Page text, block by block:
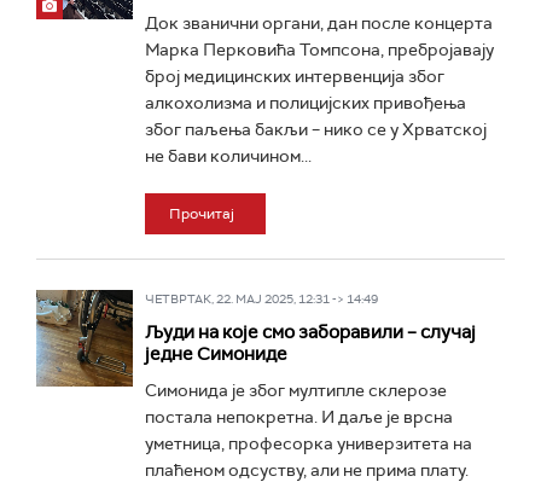
Док званични органи, дан после концерта
Марка Перковића Томпсона, пребројавају
број медицинских интервенција због
алкохолизма и полицијских привођења
због паљења бакљи – нико се у Хрватској
не бави количином...
Прочитај
ЧЕТВРТАК, 22. МАЈ 2025, 12:31 -> 14:49
Људи на које смо заборавили – случај
једне Симониде
Симонида је због мултипле склерозе
постала непокретна. И даље је врсна
уметница, професорка универзитета на
плаћеном одсуству, али не прима плату.